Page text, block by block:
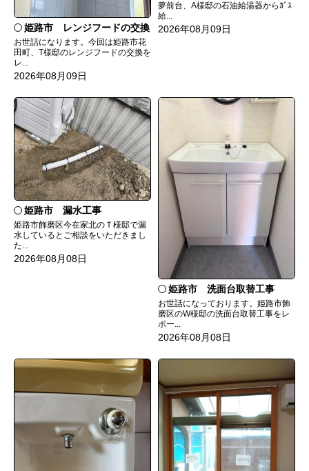
姫路市 レンジフードの交換
お世話になります。今回は姫路市花
田町、T様邸のレンジフードの交換を
レ...
2026年08月09日
夢前台、A様邸の石油給湯器からｶﾞｽ
給...
2026年08月09日
姫路市 漏水工事
姫路市飾磨区今在家北のＴ様邸で漏
水しているとご相談をいただきまし
た...
2026年08月08日
姫路市 洗面台取替工事
お世話になっております。姫路市飾
磨区のW様邸の洗面台取替工事をレ
ポー...
2026年08月08日